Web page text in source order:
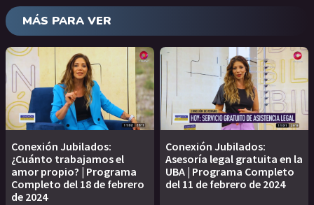
MÁS PARA VER
Conexión Jubilados:
¿Cuánto trabajamos el
amor propio? | Programa
Completo del 18 de febrero
de 2024
Conexión Jubilados:
Asesoría legal gratuita en la
UBA | Programa Completo
del 11 de febrero de 2024